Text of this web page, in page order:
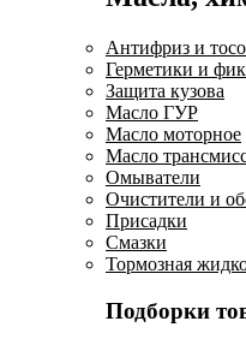
Антифриз и
Герметики и
Защита кузова
Масло ГУР
Масло моторное
Масло
Омыватели
Очистители и
Присадки
Смазки
Тормозная
Подборки